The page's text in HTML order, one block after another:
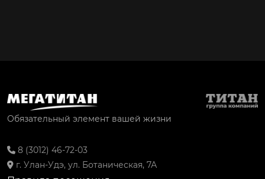
Обязательный элемент вашей жизни
8 (3012) 46-72-03
г. Улан-Удэ, ул. Ботаническая, 7А